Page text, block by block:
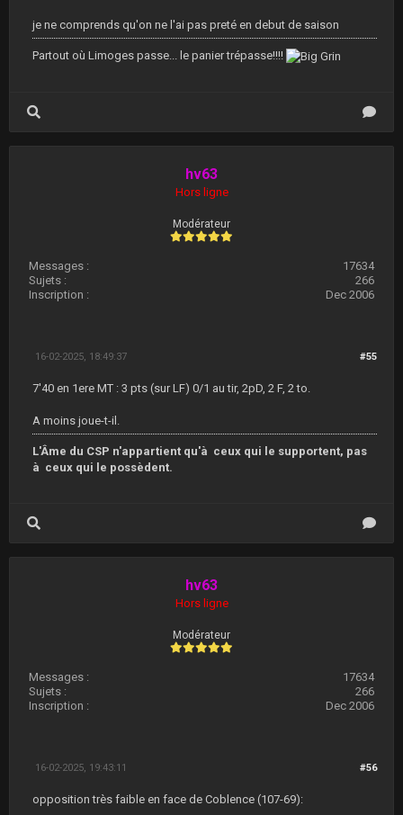
je ne comprends qu'on ne l'ai pas preté en debut de saison
Partout où Limoges passe... le panier trépasse!!!!
hv63
Hors ligne
Modérateur
Messages :
17634
Sujets :
266
Inscription :
Dec 2006
#55
16-02-2025, 18:49:37
7'40 en 1ere MT : 3 pts (sur LF) 0/1 au tir, 2pD, 2 F, 2 to.
A moins joue-t-il.
L'Âme du CSP n'appartient qu'à ceux qui le supportent, pas
à ceux qui le possèdent.
hv63
Hors ligne
Modérateur
Messages :
17634
Sujets :
266
Inscription :
Dec 2006
#56
16-02-2025, 19:43:11
opposition très faible en face de Coblence (107-69):